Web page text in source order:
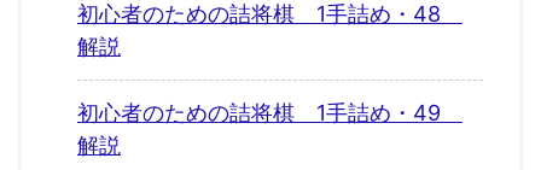
初心者のための詰将棋 1手詰め・48
解説
初心者のための詰将棋 1手詰め・49
解説